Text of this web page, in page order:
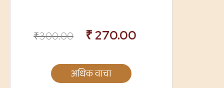
₹300.00 ₹270.00
अधिक वाचा